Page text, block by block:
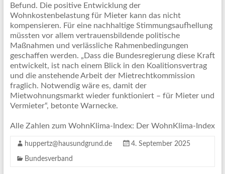
Befund. Die positive Entwicklung der
Wohnkostenbelastung für Mieter kann das nicht
kompensieren. Für eine nachhaltige Stimmungsaufhellung
müssten vor allem vertrauensbildende politische
Maßnahmen und verlässliche Rahmenbedingungen
geschaffen werden. „Dass die Bundesregierung diese Kraft
entwickelt, ist nach einem Blick in den Koalitionsvertrag
und die anstehende Arbeit der Mietrechtkommission
fraglich. Notwendig wäre es, damit der
Mietwohnungsmarkt wieder funktioniert – für Mieter und
Vermieter“, betonte Warnecke.
Alle Zahlen zum WohnKlima-Index: Der WohnKlima-Index
huppertz@hausundgrund.de 4. September 2025
Bundesverband